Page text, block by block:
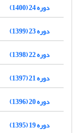
دوره 24 (1400)
دوره 23 (1399)
دوره 22 (1398)
دوره 21 (1397)
دوره 20 (1396)
دوره 19 (1395)